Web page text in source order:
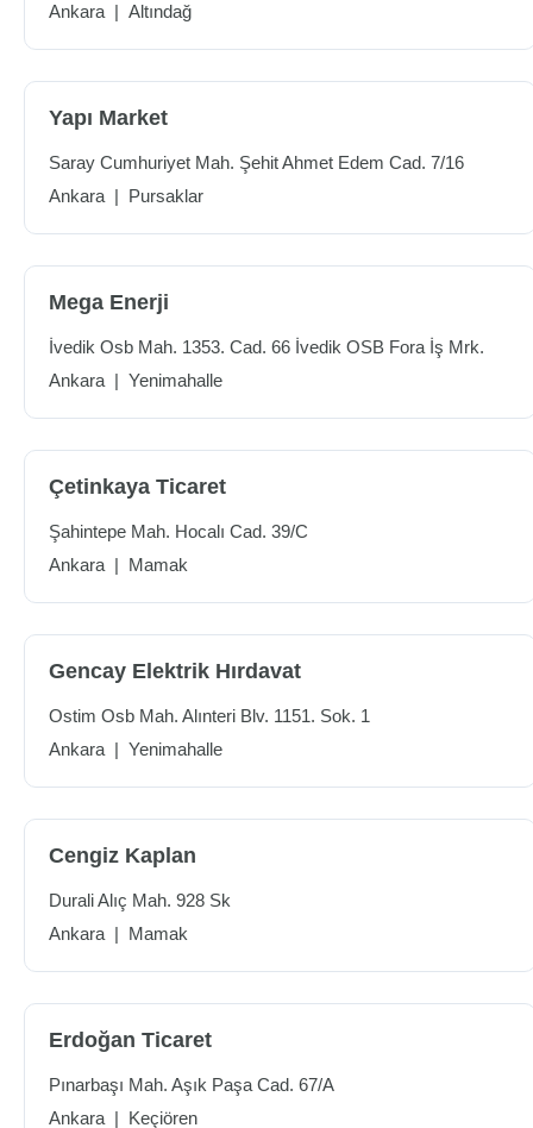
Ankara | Altındağ
Yapı Market
Saray Cumhuriyet Mah. Şehit Ahmet Edem Cad. 7/16
Ankara | Pursaklar
Mega Enerji
İvedik Osb Mah. 1353. Cad. 66 İvedik OSB Fora İş Mrk.
Ankara | Yenimahalle
Çetinkaya Ticaret
Şahintepe Mah. Hocalı Cad. 39/C
Ankara | Mamak
Gencay Elektrik Hırdavat
Ostim Osb Mah. Alınteri Blv. 1151. Sok. 1
Ankara | Yenimahalle
Cengiz Kaplan
Durali Alıç Mah. 928 Sk
Ankara | Mamak
Erdoğan Ticaret
Pınarbaşı Mah. Aşık Paşa Cad. 67/A
Ankara | Keçiören